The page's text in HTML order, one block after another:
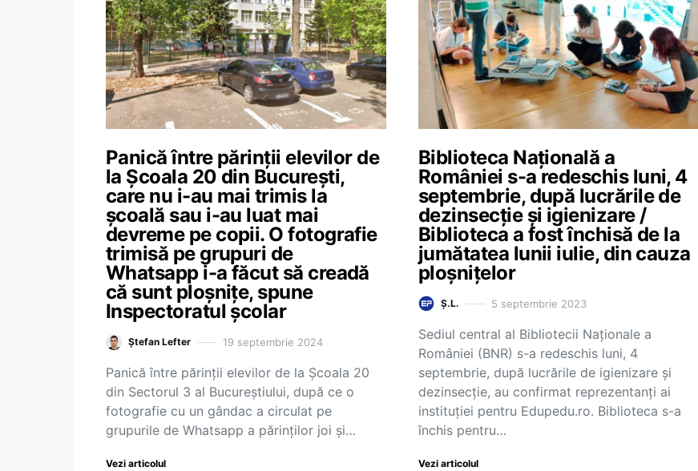
Panică între părinții elevilor de
la Școala 20 din București,
care nu i-au mai trimis la
școală sau i-au luat mai
devreme pe copii. O fotografie
trimisă pe grupuri de
Whatsapp i-a făcut să creadă
că sunt ploșnițe, spune
Inspectoratul școlar
Ștefan Lefter 19 septembrie 2024
Panică între părinții elevilor de la Școala 20
din Sectorul 3 al Bucureștiului, după ce o
fotografie cu un gândac a circulat pe
grupurile de Whatsapp a părinților joi și…
Vezi articolul
Biblioteca Națională a
României s-a redeschis luni, 4
septembrie, după lucrările de
dezinsecție și igienizare /
Biblioteca a fost închisă de la
jumătatea lunii iulie, din cauza
ploșnițelor
Ș.L. 5 septembrie 2023
Sediul central al Bibliotecii Naționale a
României (BNR) s-a redeschis luni, 4
septembrie, după lucrările de igienizare și
dezinsecție, au confirmat reprezentanți ai
instituției pentru Edupedu.ro. Biblioteca s-a
închis pentru…
Vezi articolul